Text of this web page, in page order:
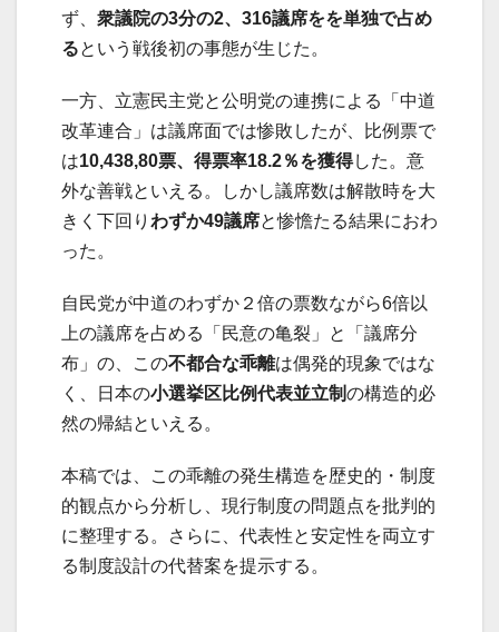
ず、 衆議院の3分の2、316議席をを単独で占め
るという戦後初の事態が生じた。
一方、立憲民主党と公明党の連携による「中道
改革連合」は議席面では惨敗したが、比例票で
は10,438,80票、得票率18.2％を獲得した。意
外な善戦といえる。しかし議席数は解散時を大
きく下回り わずか49議席と惨憺たる結果におわ
った。
自民党が中道のわずか２倍の票数ながら6倍以
上の議席を占める「民意の亀裂」と「議席分
布」の、この不都合な乖離は偶発的現象ではな
く、日本の小選挙区比例代表並立制の構造的必
然の帰結といえる。
本稿では、この乖離の発生構造を歴史的・制度
的観点から分析し、現行制度の問題点を批判的
に整理する。さらに、代表性と安定性を両立す
る制度設計の代替案を提示する。